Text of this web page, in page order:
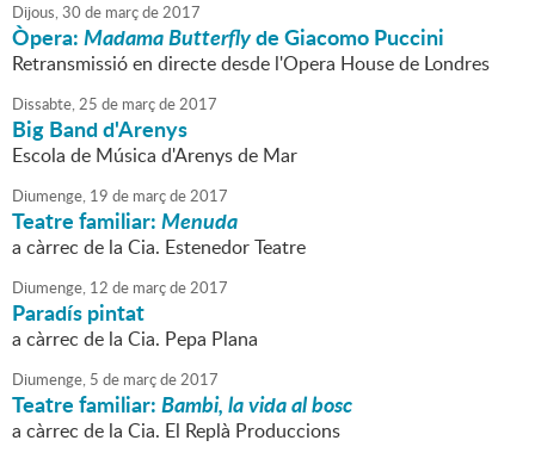
Dijous,30 de marçde2017
Òpera:Madama Butterflyde Giacomo Puccini
Retransmissió en directe desde l'Opera House de Londres
Dissabte,25 de marçde2017
Big Band d'Arenys
Escola de Música d'Arenys de Mar
Diumenge, 19 de marçde2017
Teatre familiar:Menuda
a càrrec de la Cia. Estenedor Teatre
Diumenge, 12 de marçde2017
Paradís pintat
a càrrec de la Cia. Pepa Plana
Diumenge, 5 de marçde2017
Teatre familiar:Bambi, la vida al bosc
a càrrec de la Cia. El Replà Produccions